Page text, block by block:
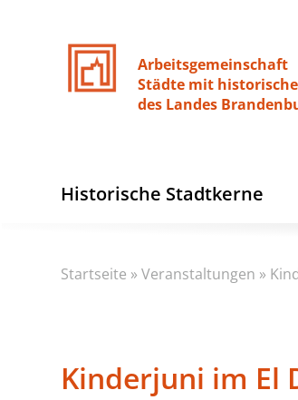
Arbeitsgemeinschaft
Städte mit
des Landes
Historische Stadtkerne
Startseite »Veranstaltungen »
Kinderjuni im El